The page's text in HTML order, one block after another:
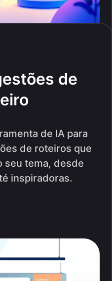
de
de IA para
de roteiros que
seu tema, desde
inspiradoras.